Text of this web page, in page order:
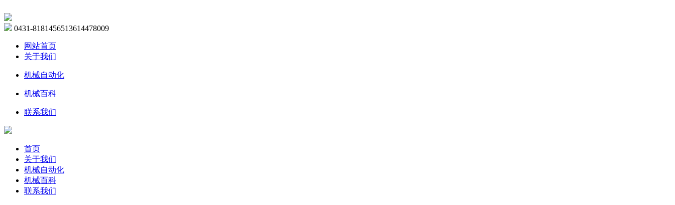
0431-8181456513614478009
网站首页
关于我们
机械自动化
机械百科
联系我们
首页
关于我们
机械自动化
机械百科
联系我们